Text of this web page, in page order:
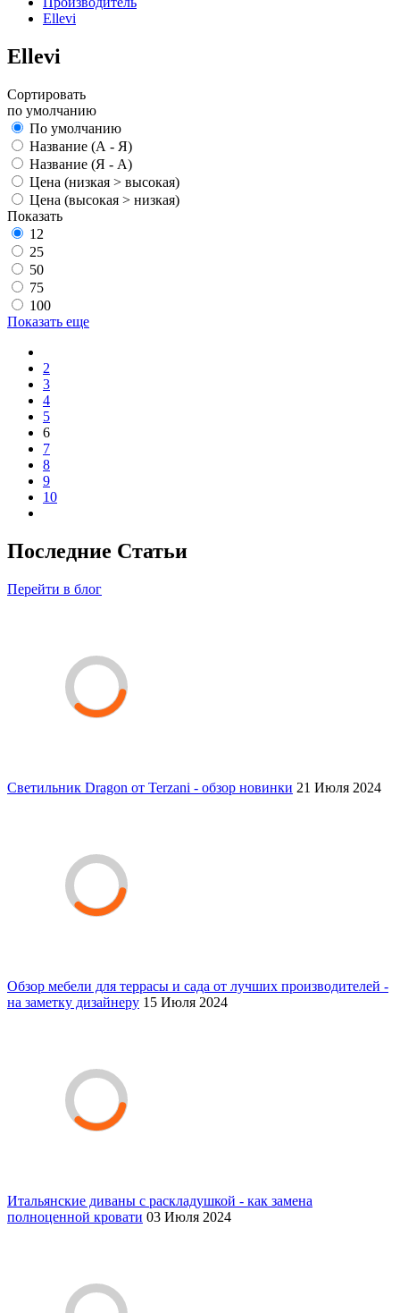
Ellevi
Ellevi
Сортировать
по умолчанию
По умолчанию
Название (А - Я)
Название (Я - А)
Цена (низкая > высокая)
Цена (высокая > низкая)
Показать
12
25
50
75
100
Показать еще
2
3
4
5
6
7
8
9
10
Последние Статьи
Перейти в блог
Светильник Dragon от Terzani - обзор новинки 21 Июля 2024
Обзор мебели для террасы и сада от лучших производителей -
на заметку дизайнеру 15 Июля 2024
Итальянские диваны с раскладушкой - как замена
полноценной кровати 03 Июля 2024